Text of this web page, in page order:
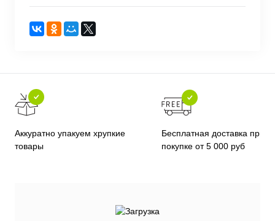
Аккуратно упакуем хрупкие
товары
Бесплатная доставка при
покупке от 5 000 руб